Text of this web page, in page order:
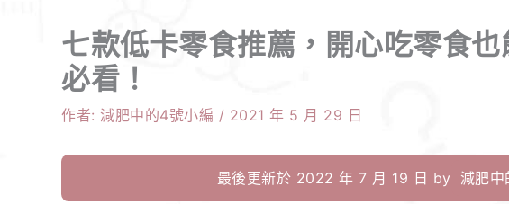
七款低卡零食推薦，開心吃零食
必看！
作者: 減肥中的4號小編 / 2021 年 5 月 29 日
最後更新於 2022 年 7 月 19 日 by 減肥